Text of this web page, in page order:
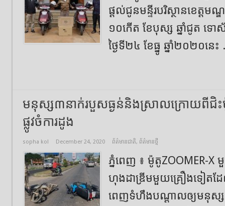
ផ្ដល់ជូនមន្ទីរបរិស្ថានខេត្តម
១០កើត ខែបុស្ស ឆ្នាំជូត ទ
ថ្ងៃទី២៤ ខែធ្នូ ឆ្នាំ២០២០នេ
មនុស្ស៣នាក់របួសធ្ងន់និងស្រាល​ក្រោយពីជិ
ផ្លូវចំការដូង
sopha kol December 24, 2020 ព័ត៌មានជាតិ, ព័ត៌មានថ្មី
ភ្នំពេញ​ ៖​ ម៉ូតូZOOMER-
ហុងដាឌ្រីមមួយគ្រឿងទៀតដែ
ពេញទំហឹងបណ្ដាលឲ្យមនុស្ស